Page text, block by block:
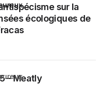
sur la
écologiques de
– Meatly